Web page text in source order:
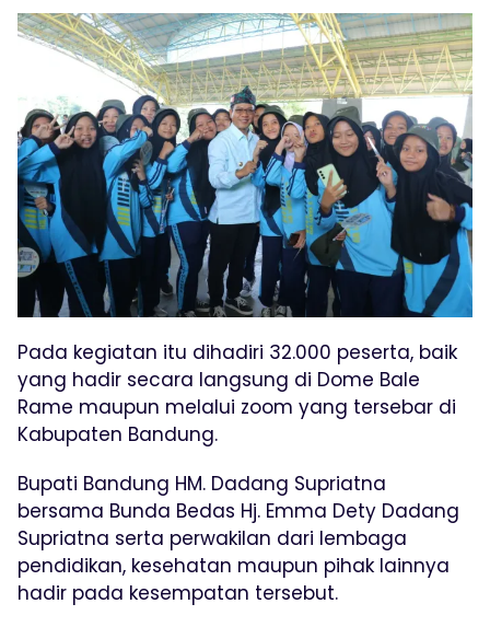
Pada kegiatan itu dihadiri 32.000 peserta, baik
yang hadir secara langsung di Dome Bale
Rame maupun melalui zoom yang tersebar di
Kabupaten Bandung.
Bupati Bandung HM. Dadang Supriatna
bersama Bunda Bedas Hj. Emma Dety Dadang
Supriatna serta perwakilan dari lembaga
pendidikan, kesehatan maupun pihak lainnya
hadir pada kesempatan tersebut.